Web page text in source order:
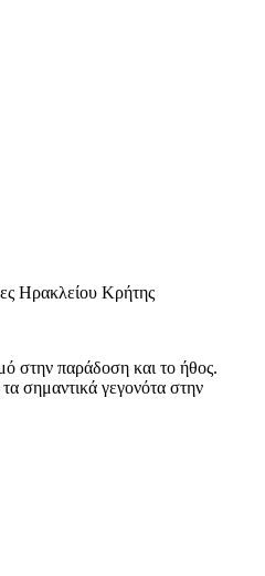
Ηρακλείου Κρήτης
στην παράδοση και το ήθος.
σημαντικά γεγονότα στην